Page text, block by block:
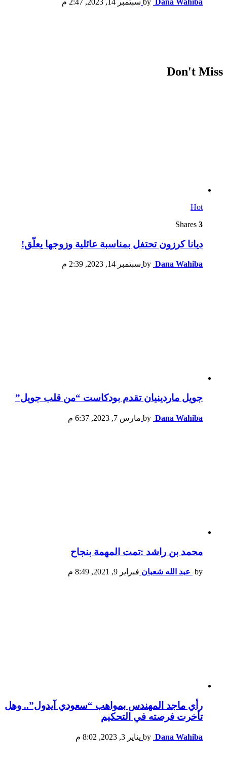
by Dana Wahiba سبتمبر 14, 2023, 2:47 م
Don't Miss
Hot
3
ديانا كرزون تحتفل بمناسبة عائلية وزوجها يعلّق!
by Dana Wahiba سبتمبر 14, 2023, 2:39 م
جويل ماردينيان تقدم بودكاست “من قلب جويل”
by Dana Wahiba مارس 7, 2023, 6:37 م
محمد بن راشد :تمت المهمة بنجاح
by عبد الله شعبان فبراير 9, 2021, 8:49 م
رأي ماجد المهندس بمواهب “سعودي آيدول”.. وهل
تأخرت فرصته في التحكيم
by Dana Wahiba يناير 3, 2023, 8:02 م